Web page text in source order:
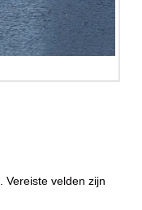
Vereiste velden zijn